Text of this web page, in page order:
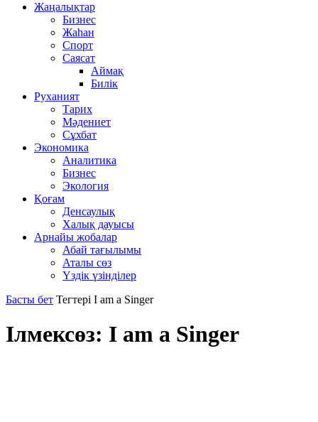
Жаңалықтар
Бизнес
Жаһан
Спорт
Саясат
Аймақ
Билік
Руханият
Тарих
Мәдениет
Сұхбат
Экономика
Аналитика
Бизнес
Экология
Қоғам
Денсаулық
Халық дауысы
Арнайы жобалар
Абай тағылымы
Аталы сөз
Үздік үзінділер
Басты бет Тегтері I am a Singer
Ілмексөз: I am a Singer